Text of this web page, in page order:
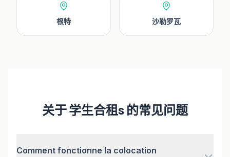
根特 沙勒罗瓦
关于 学生合租s 的常见问题
Comment fonctionne la colocation